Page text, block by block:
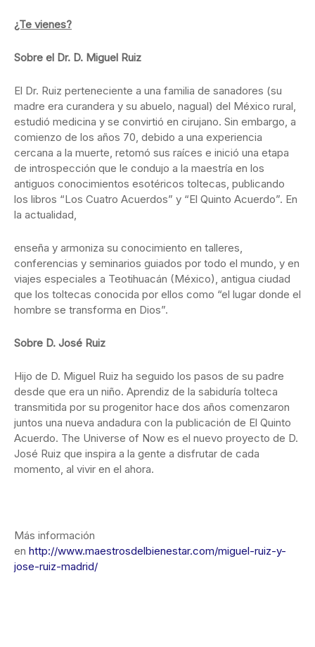
¿Te vienes?
Sobre el Dr. D. Miguel Ruiz
El Dr. Ruiz perteneciente a una familia de sanadores (su
madre era curandera y su abuelo, nagual) del México rural,
estudió medicina y se convirtió en cirujano. Sin embargo, a
comienzo de los años 70, debido a una experiencia
cercana a la muerte, retomó sus raíces e inició una etapa
de introspección que le condujo a la maestría en los
antiguos conocimientos esotéricos toltecas, publicando
los libros “Los Cuatro Acuerdos” y “El Quinto Acuerdo”. En
la actualidad,
enseña y armoniza su conocimiento en talleres,
conferencias y seminarios guiados por todo el mundo, y en
viajes especiales a Teotihuacán (México), antigua ciudad
que los toltecas conocida por ellos como “el lugar donde el
hombre se transforma en Dios”.
Sobre D. José Ruiz
Hijo de D. Miguel Ruiz ha seguido los pasos de su padre
desde que era un niño. Aprendiz de la sabiduría tolteca
transmitida por su progenitor hace dos años comenzaron
juntos una nueva andadura con la publicación de El Quinto
Acuerdo. The Universe of Now es el nuevo proyecto de D.
José Ruiz que inspira a la gente a disfrutar de cada
momento, al vivir en el ahora.
Más información
en http://www.maestrosdelbienestar.com/miguel-ruiz-y-
jose-ruiz-madrid/